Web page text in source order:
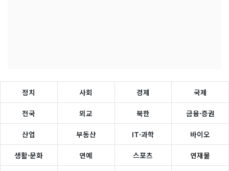
정치 사회 경제 국제
전국 외교 북한 금융·증권
산업 부동산 IT·과학 바이오
생활·문화 연예 스포츠 연재물